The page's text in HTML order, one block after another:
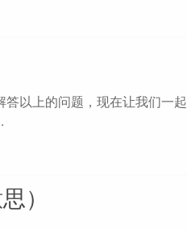
以上的问题，现在让我们一起
）